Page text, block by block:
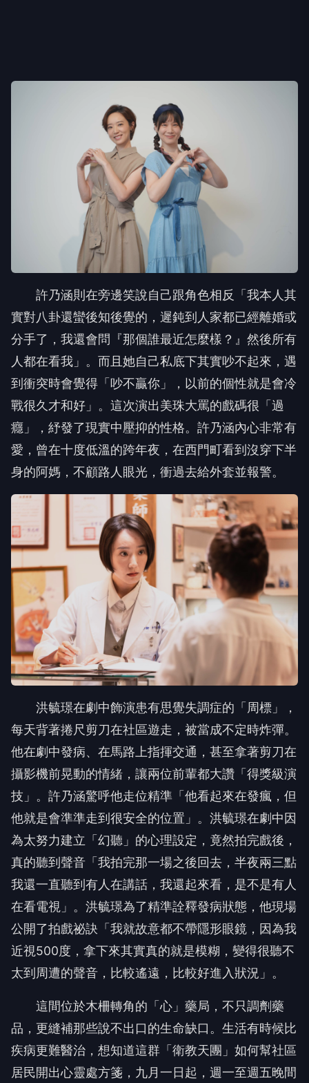
許乃涵則在旁邊笑說自己跟角色相反「我本人其
實對八卦還蠻後知後覺的，遲鈍到人家都已經離婚或
分手了，我還會問『那個誰最近怎麼樣？』然後所有
人都在看我」。而且她自己私底下其實吵不起來，遇
到衝突時會覺得「吵不贏你」，以前的個性就是會冷
戰很久才和好」。這次演出美珠大罵的戲碼很「過
癮」，紓發了現實中壓抑的性格。許乃涵內心非常有
愛，曾在十度低溫的跨年夜，在西門町看到沒穿下半
身的阿媽，不顧路人眼光，衝過去給外套並報警。
洪毓璟在劇中飾演患有思覺失調症的「周標」，
每天背著捲尺剪刀在社區遊走，被當成不定時炸彈。
他在劇中發病、在馬路上指揮交通，甚至拿著剪刀在
攝影機前晃動的情緒，讓兩位前輩都大讚「得獎級演
技」。許乃涵驚呼他走位精準「他看起來在發瘋，但
他就是會準準走到很安全的位置」。洪毓璟在劇中因
為太努力建立「幻聽」的心理設定，竟然拍完戲後，
真的聽到聲音「我拍完那一場之後回去，半夜兩三點
我還一直聽到有人在講話，我還起來看，是不是有人
在看電視」。洪毓璟為了精準詮釋發病狀態，他現場
公開了拍戲祕訣「我就故意都不帶隱形眼鏡，因為我
近視500度，拿下來其實真的就是模糊，變得很聽不
太到周遭的聲音，比較遙遠，比較好進入狀況」。
這間位於木柵轉角的「心」藥局，不只調劑藥
品，更縫補那些說不出口的生命缺口。生活有時候比
疾病更難醫治，想知道這群「衛教天團」如何幫社區
居民開出心靈處方箋，九月一日起，週一至週五晚間
八點，請準時鎖定大愛頻道及大愛劇場YouTube頻
道！